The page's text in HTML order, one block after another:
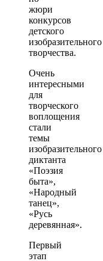
жюри
конкурсов
детского
изобразительного
творчества.
Очень
интересными
для
творческого
воплощения
стали
темы
изобразительного
диктанта
«Поэзия
быта»,
«Народный
танец»,
«Русь
деревянная».
Первый
этап